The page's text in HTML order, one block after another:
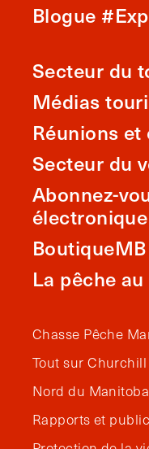
Blogue
Secteur du
Médias
Réunions
Secteur du
Abonnez-
électronique
BoutiqueMB
La pêche
Chasse Pêche
Tout sur Churchill
Nord du Manitoba
Rapports et